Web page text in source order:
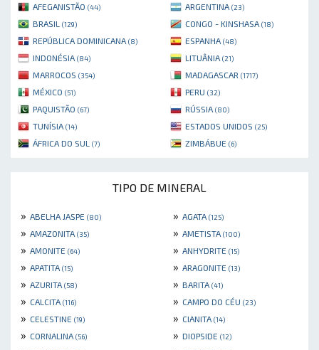
AFEGANISTÃO (44) ARGENTINA (23)
BRASIL (129) CONGO - KINSHASA (18)
REPÚBLICA DOMINICANA (8) ESPANHA (48)
INDONÉSIA (84) LITUÂNIA (21)
MARROCOS (354) MADAGASCAR (1717)
MÉXICO (51) PERU (32)
PAQUISTÃO (67) RÚSSIA (80)
TUNÍSIA (14) ESTADOS UNIDOS (25)
ÁFRICA DO SUL (7) ZIMBÁBUE (6)
TIPO DE MINERAL
» ABELHA JASPE (80) » AGATA (125)
» AMAZONITA (35) » AMETISTA (100)
» AMONITE (64) » ANHYDRITE (15)
» APATITA (15) » ARAGONITE (13)
» AZURITA (58) » BARITA (41)
» CALCITA (116) » CAMPO DO CÉU (23)
» CELESTINE (19) » CIANITA (14)
» CORNALINA (56) » DIOPSIDE (12)